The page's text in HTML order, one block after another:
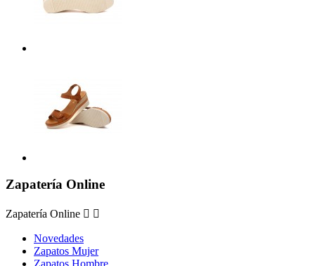
Zapatería Online
Zapatería Online  
Novedades
Zapatos Mujer
Zapatos Hombre